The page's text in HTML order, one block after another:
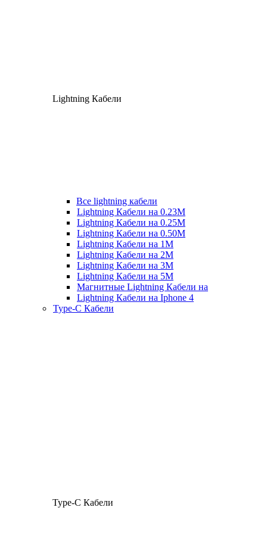
Lightning Кабели
Все lightning кабели
Lightning Кабели на 0.23М
Lightning Кабели на 0.25М
Lightning Кабели на 0.50М
Lightning Кабели на 1М
Lightning Кабели на 2М
Lightning Кабели на 3М
Lightning Кабели на 5М
Магнитные Lightning Кабели на
Lightning Кабели на Iphone 4
Type-C Кабели
Type-C Кабели